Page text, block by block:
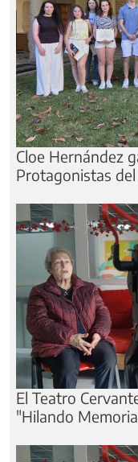
Cloe Hernández
Protagonistas
El Teatro
"Hilando